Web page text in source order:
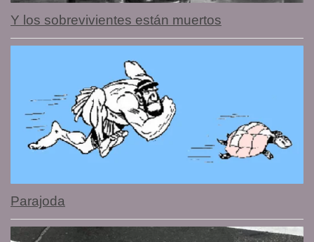
Y los sobrevivientes están muertos
Parajoda